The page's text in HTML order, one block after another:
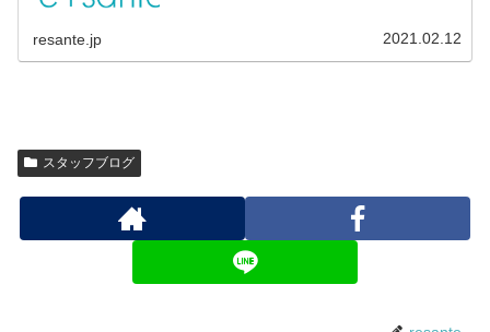
resante.jp 2021.02.12
スタッフブログ